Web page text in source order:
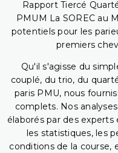
Rapport Tiercé
PMUM La SOREC au
potentiels pour les
premiers
Qu'il s'agisse du
couplé, du trio, du
paris PMU, nous
complets. Nos
élaborés par des
les statistiques, les
conditions de la course,